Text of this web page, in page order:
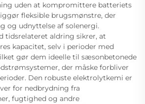
uden at kompromittere batteriets
fleksible brugsmønstre, der
og udnyttelse af solenergi.
tidsrelateret aldring sikrer, at
kapacitet, selv i perioder med
gør dem ideelle til sæsonbetonede
der måske forbliver
Den robuste elektrolytkemi er
for nedbrydning fra
fugtighed og andre